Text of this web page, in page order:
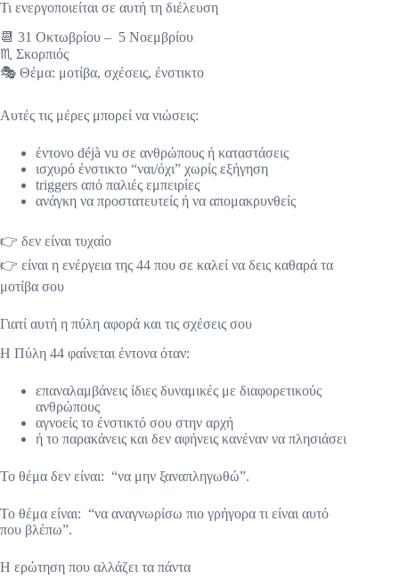
Τι ενεργοποιείται σε αυτή τη διέλευση
📆 31 Οκτωβρίου – 5 Νοεμβρίου
♏ Σκορπιός
🎭 Θέμα: μοτίβα, σχέσεις, ένστικτο
Αυτές τις μέρες μπορεί να νιώσεις:
έντονο déjà vu σε ανθρώπους ή καταστάσεις
ισχυρό ένστικτο “ναι/όχι” χωρίς εξήγηση
triggers από παλιές εμπειρίες
ανάγκη να προστατευτείς ή να απομακρυνθείς
👉 δεν είναι τυχαίο
👉 είναι η ενέργεια της 44 που σε καλεί να δεις καθαρά τα
μοτίβα σου
Γιατί αυτή η πύλη αφορά και τις σχέσεις σου
Η Πύλη 44 φαίνεται έντονα όταν:
επαναλαμβάνεις ίδιες δυναμικές με διαφορετικούς
ανθρώπους
αγνοείς το ένστικτό σου στην αρχή
ή το παρακάνεις και δεν αφήνεις κανέναν να πλησιάσει
Το θέμα δεν είναι: “να μην ξαναπληγωθώ”.
Το θέμα είναι: “να αναγνωρίσω πιο γρήγορα τι είναι αυτό
που βλέπω”.
Η ερώτηση που αλλάζει τα πάντα